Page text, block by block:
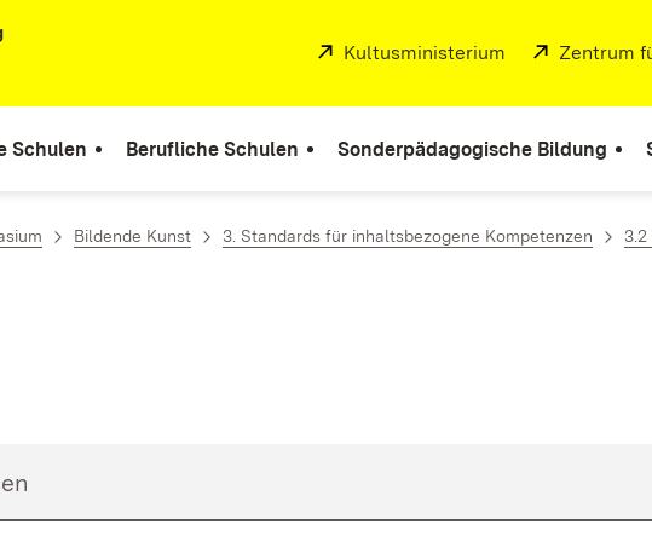
Extern:
Kultusministerium (Öffnet in
Extern:
Zentrum
Schulen Berufliche Schulen Sonderpädagogische Bildung
Bildende Kunst 3. Standards für inhaltsbezogene Kompetenzen